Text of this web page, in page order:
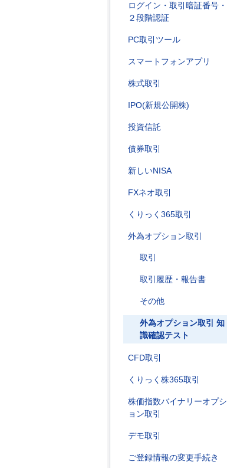
ログイン・取引暗証番号・
２段階認証
PC取引ツール
スマートフォンアプリ
株式取引
IPO(新規公開株)
投資信託
債券取引
新しいNISA
FXネオ取引
くりっく365取引
外為オプション取引
取引
取引履歴・報告書
その他
外為オプション取引 知
識確認テスト
CFD取引
くりっく株365取引
株価指数バイナリーオプシ
ョン取引
デモ取引
ご登録情報の変更手続き